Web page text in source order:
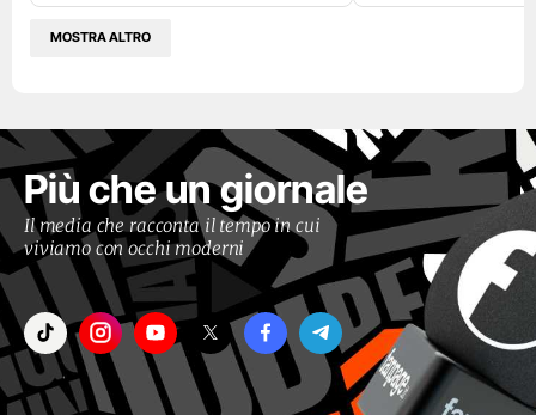
MOSTRA ALTRO
Più che un giornale
Il media che racconta il tempo in cui
viviamo con occhi moderni